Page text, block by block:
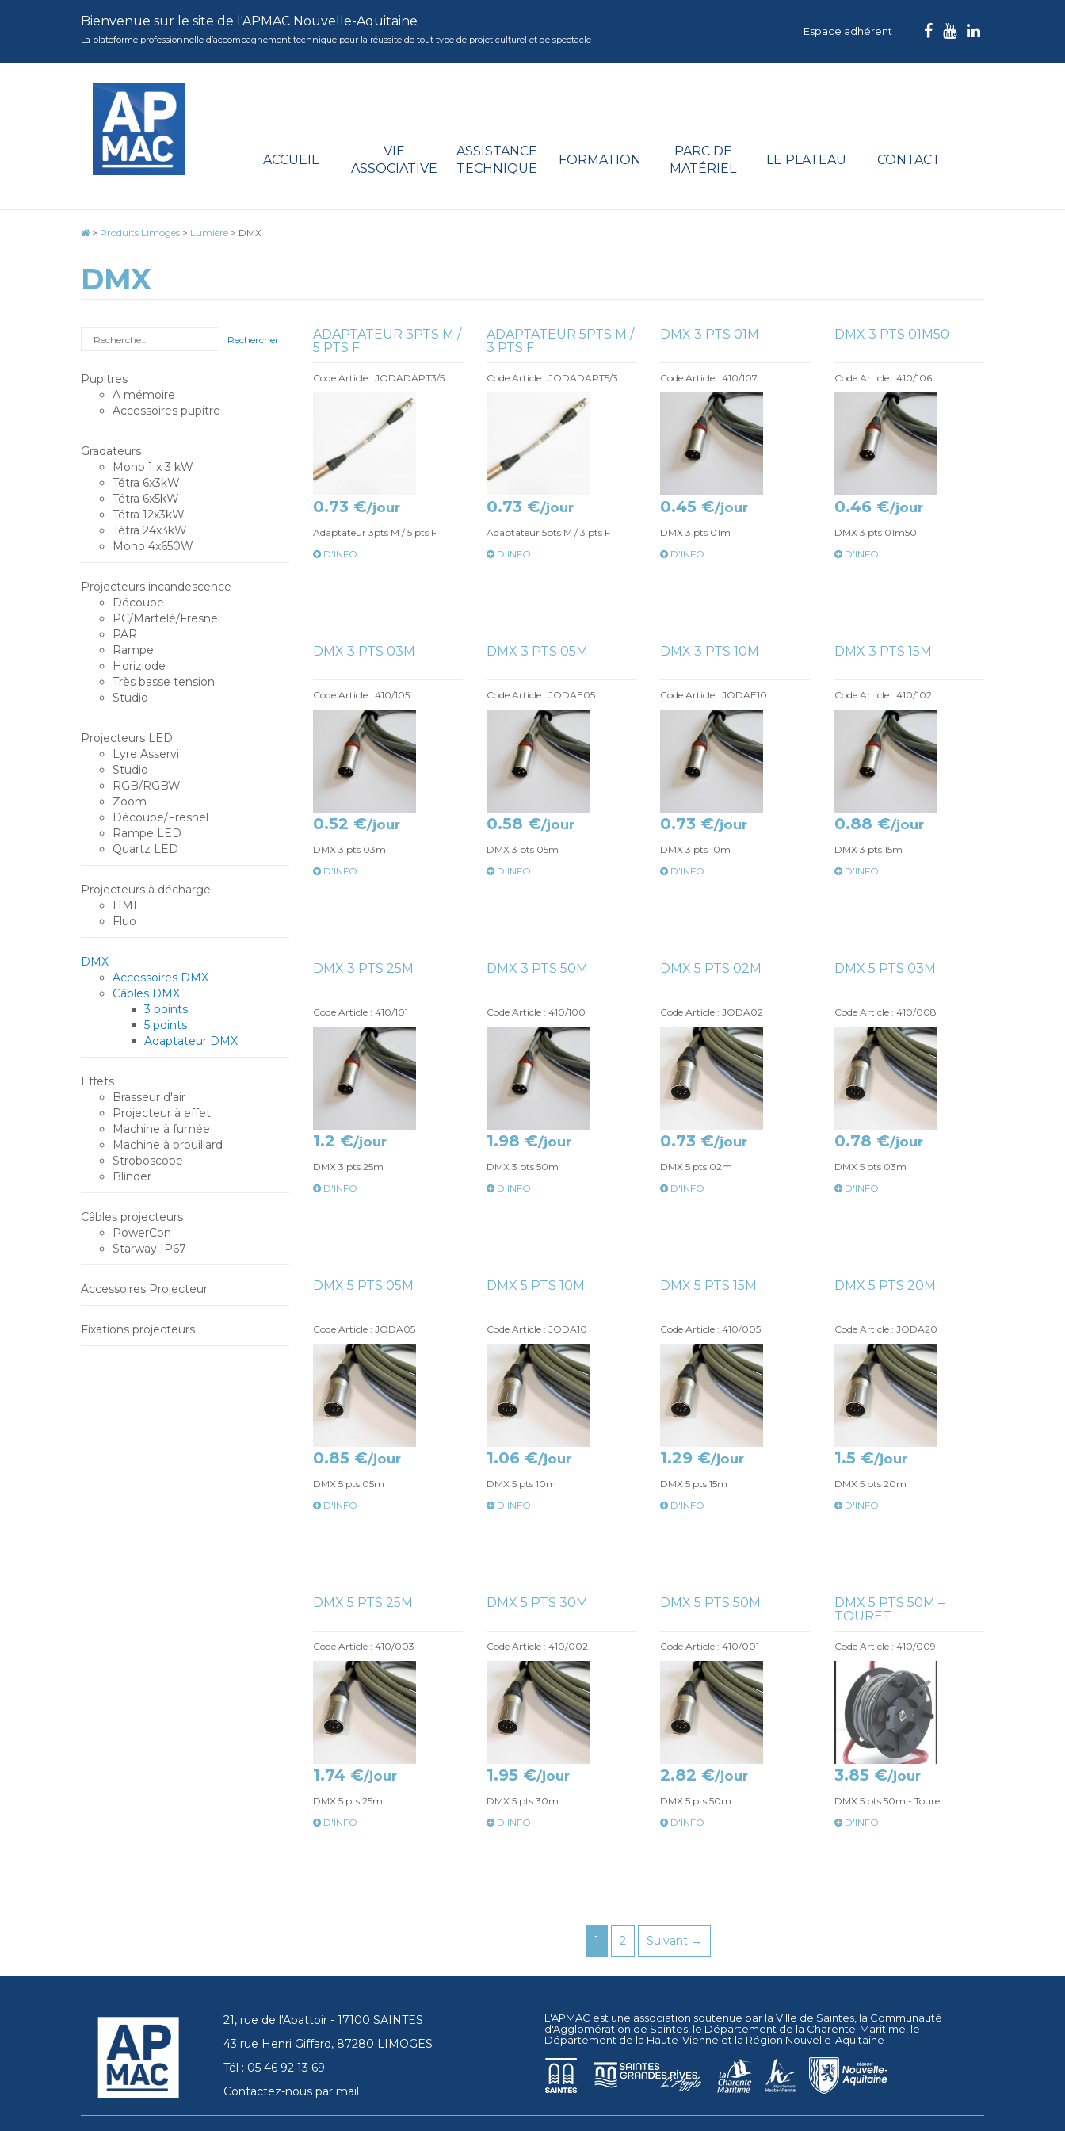
Bienvenue sur le site de l'APMAC Nouvelle-Aquitaine
La plateforme professionnelle d’accompagnement technique pour la réussite de tout type de projet culturel et de spectacle
Espace adhérent
ACCUEIL
VIE
ASSOCIATIVE
ASSISTANCE
TECHNIQUE
FORMATION
PARC DE
MATÉRIEL
LE PLATEAU CONTACT
> Produits Limoges > Lumière > DMX
DMX
Rechercher
Pupitres
A mémoire
Accessoires pupitre
Gradateurs
Mono 1 x 3 kW
Tétra 6x3kW
Tétra 6x5kW
Tétra 12x3kW
Tétra 24x3kW
Mono 4x650W
Projecteurs incandescence
Découpe
PC/Martelé/Fresnel
PAR
Rampe
Horiziode
Très basse tension
Studio
Projecteurs LED
Lyre Asservi
Studio
RGB/RGBW
Zoom
Découpe/Fresnel
Rampe LED
Quartz LED
Projecteurs à décharge
HMI
Fluo
DMX
Accessoires DMX
Câbles DMX
3 points
5 points
Adaptateur DMX
Effets
Brasseur d'air
Projecteur à effet
Machine à fumée
Machine à brouillard
Stroboscope
Blinder
Câbles projecteurs
PowerCon
Starway IP67
Accessoires Projecteur
Fixations projecteurs
ADAPTATEUR 3PTS M /
5 PTS F
Code Article : JODADAPT3/5
0.73 €/jour
Adaptateur 3pts M / 5 pts F
D'INFO
ADAPTATEUR 5PTS M /
3 PTS F
Code Article : JODADAPT5/3
0.73 €/jour
Adaptateur 5pts M / 3 pts F
D'INFO
DMX 3 PTS 01M
Code Article : 410/107
0.45 €/jour
DMX 3 pts 01m
D'INFO
DMX 3 PTS 01M50
Code Article : 410/106
0.46 €/jour
DMX 3 pts 01m50
D'INFO
DMX 3 PTS 03M
Code Article : 410/105
0.52 €/jour
DMX 3 pts 03m
D'INFO
DMX 3 PTS 05M
Code Article : JODAE05
0.58 €/jour
DMX 3 pts 05m
D'INFO
DMX 3 PTS 10M
Code Article : JODAE10
0.73 €/jour
DMX 3 pts 10m
D'INFO
DMX 3 PTS 15M
Code Article : 410/102
0.88 €/jour
DMX 3 pts 15m
D'INFO
DMX 3 PTS 25M
Code Article : 410/101
1.2 €/jour
DMX 3 pts 25m
D'INFO
DMX 3 PTS 50M
Code Article : 410/100
1.98 €/jour
DMX 3 pts 50m
D'INFO
DMX 5 PTS 02M
Code Article : JODA02
0.73 €/jour
DMX 5 pts 02m
D'INFO
DMX 5 PTS 03M
Code Article : 410/008
0.78 €/jour
DMX 5 pts 03m
D'INFO
DMX 5 PTS 05M
Code Article : JODA05
0.85 €/jour
DMX 5 pts 05m
D'INFO
DMX 5 PTS 10M
Code Article : JODA10
1.06 €/jour
DMX 5 pts 10m
D'INFO
DMX 5 PTS 15M
Code Article : 410/005
1.29 €/jour
DMX 5 pts 15m
D'INFO
DMX 5 PTS 20M
Code Article : JODA20
1.5 €/jour
DMX 5 pts 20m
D'INFO
DMX 5 PTS 25M
Code Article : 410/003
1.74 €/jour
DMX 5 pts 25m
D'INFO
DMX 5 PTS 30M
Code Article : 410/002
1.95 €/jour
DMX 5 pts 30m
D'INFO
DMX 5 PTS 50M
Code Article : 410/001
2.82 €/jour
DMX 5 pts 50m
D'INFO
DMX 5 PTS 50M –
TOURET
Code Article : 410/009
3.85 €/jour
DMX 5 pts 50m - Touret
D'INFO
1 2 Suivant →
21, rue de l'Abattoir - 17100 SAINTES
43 rue Henri Giffard, 87280 LIMOGES
Tél : 05 46 92 13 69
Contactez-nous par mail
L'APMAC est une association soutenue par la Ville de Saintes , la Communauté
d'Agglomération de Saintes , le Département de la Charente-Maritime , le
Département de la Haute-Vienne et la Région Nouvelle-Aquitaine